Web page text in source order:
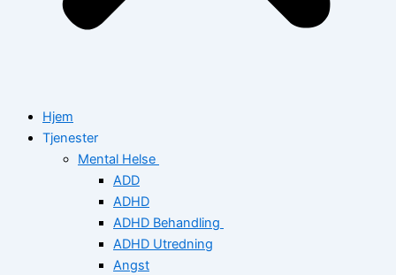
Hjem
Tjenester
Mental Helse
ADD
ADHD
ADHD Behandling
ADHD Utredning
Angst